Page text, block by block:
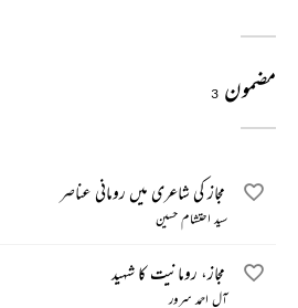
مضمون 3
مجاز کی شاعری میں رومانی عناصر
سید احتشام حسین
مجاز، رومانیت کا شہید
آل احمد سرور